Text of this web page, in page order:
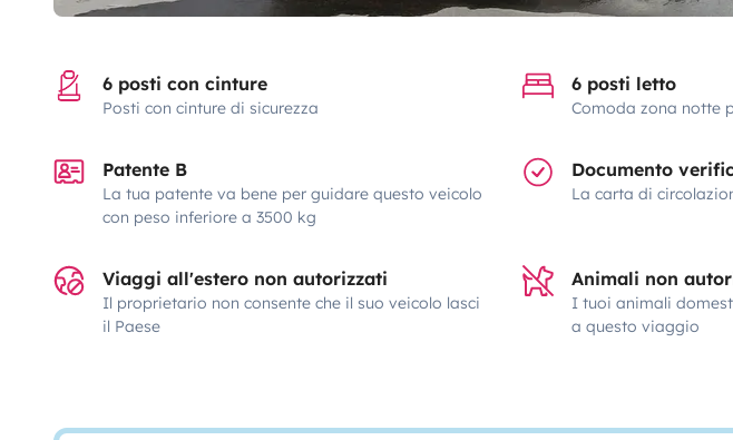
6 posti con cinture
Posti con cinture di sicurezza
6 posti letto
Comoda zona notte
Patente B
La tua patente va bene per guidare questo veicolo
con peso inferiore a 3500 kg
Documento
La carta di
Viaggi all'estero non autorizzati
Il proprietario non consente che il suo veicolo lasci
il Paese
Animali non
I tuoi animali
a questo viaggio